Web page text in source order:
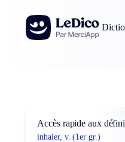
Aller au contenu
Accès rapide aux
inhaler, v. (1er gr.)